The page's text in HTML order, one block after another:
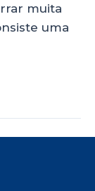
muita
uma